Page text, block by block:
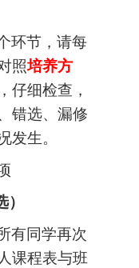
环节 ， 请每
照培养方
，仔细检查，
错选、 漏修
发生。
有同学再次
课程表与班